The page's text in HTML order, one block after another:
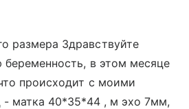
размера Здравствуйте
в этом месяце
происходит с моими
- матка 40*35*44 , м эхо 7мм,